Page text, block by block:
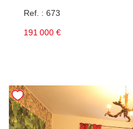
de 32m², avec cuisine semi-
chambres, salle de bains,
rangements. Une cave et un
monétaire et financier (art.
de vous munir de votre carte
une visite.
Ref. : 673
191 000 €